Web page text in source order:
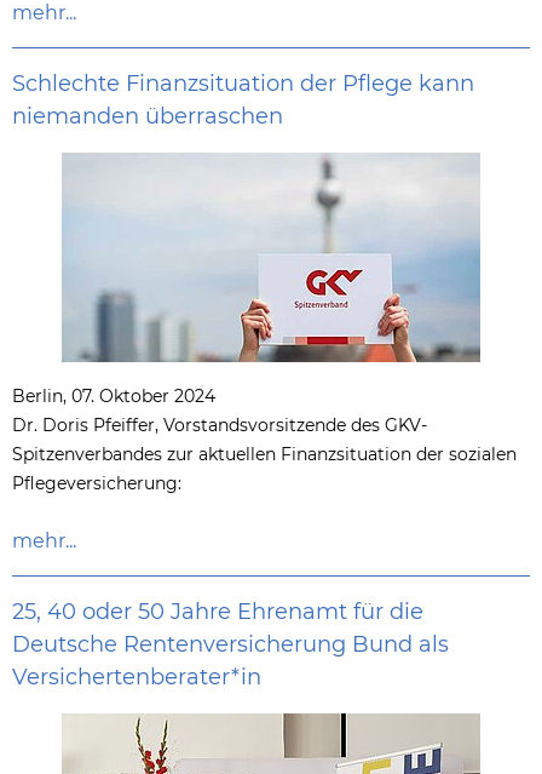
mehr...
Schlechte Finanzsituation der Pflege kann
niemanden überraschen
Berlin, 07. Oktober 2024
Dr. Doris Pfeiffer, Vorstandsvorsitzende des GKV-
Spitzenverbandes zur aktuellen Finanzsituation der sozialen
Pflegeversicherung:
mehr...
25, 40 oder 50 Jahre Ehrenamt für die
Deutsche Rentenversicherung Bund als
Versichertenberater*in